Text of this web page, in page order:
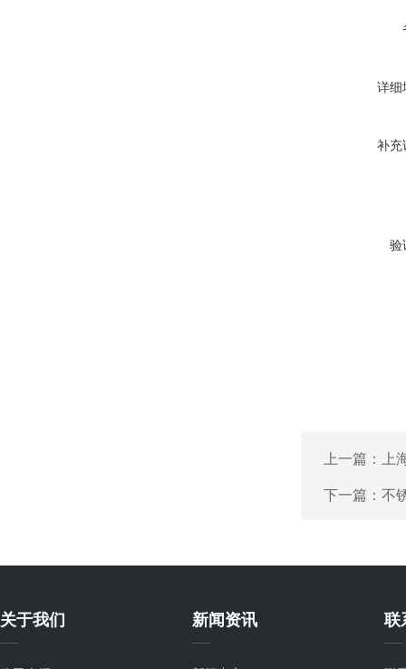
详细
补充
验
上一篇： 上
下一篇： 不
关于我们 新闻资讯 联